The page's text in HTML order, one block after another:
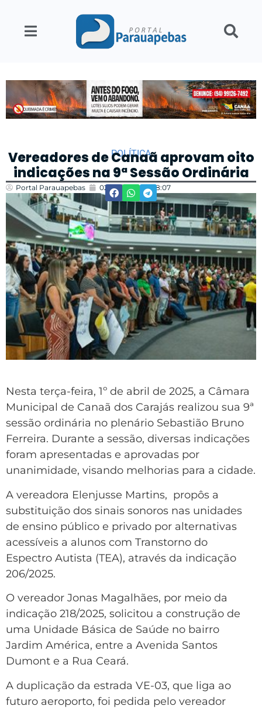
POLÍTICA
Vereadores de Canaã aprovam oito
indicações na 9ª Sessão Ordinária
Portal Parauapebas 02/04/2025 18:07
Nesta terça-feira, 1º de abril de 2025, a Câmara
Municipal de Canaã dos Carajás realizou sua 9ª
sessão ordinária no plenário Sebastião Bruno
Ferreira. Durante a sessão, diversas indicações
foram apresentadas e aprovadas por
unanimidade, visando melhorias para a cidade.
A vereadora Elenjusse Martins, propôs a
substituição dos sinais sonoros nas unidades
de ensino público e privado por alternativas
acessíveis a alunos com Transtorno do
Espectro Autista (TEA), através da indicação
206/2025.
O vereador Jonas Magalhães, por meio da
indicação 218/2025, solicitou a construção de
uma Unidade Básica de Saúde no bairro
Jardim América, entre a Avenida Santos
Dumont e a Rua Ceará.
A duplicação da estrada VE-03, que liga ao
futuro aeroporto, foi pedida pelo vereador